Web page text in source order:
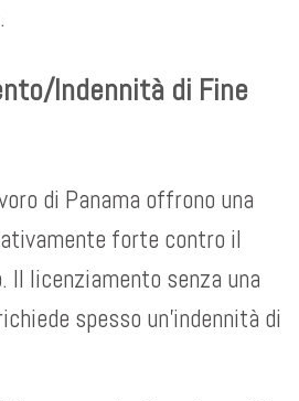
Indennità di Fine
di Panama offrono una
forte contro il
Il licenziamento senza una
spesso un’indennità di